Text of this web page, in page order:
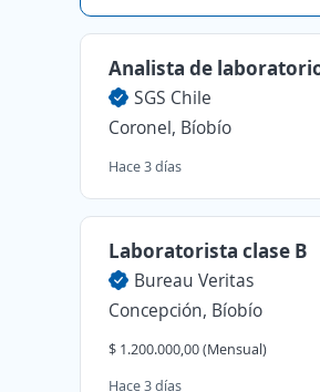
Analista de
SGS Chile
Coronel, Bíobío
Hace 3 días
Laboratorista clase B
Bureau Veritas
Concepción, Bíobío
$ 1.200.000,00 (Mensual)
Hace 3 días